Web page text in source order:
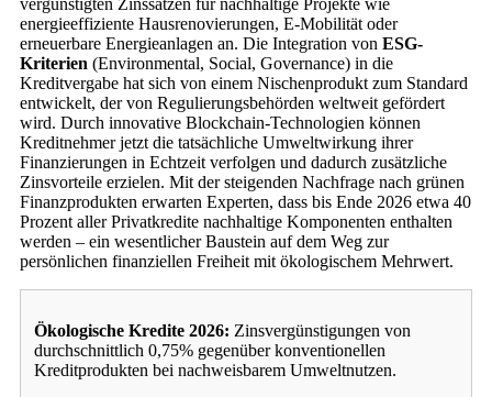
vergünstigten Zinssätzen für nachhaltige Projekte wie
energieeffiziente Hausrenovierungen, E-Mobilität oder
erneuerbare Energieanlagen an. Die Integration von ESG-
Kriterien (Environmental, Social, Governance) in die
Kreditvergabe hat sich von einem Nischenprodukt zum Standard
entwickelt, der von Regulierungsbehörden weltweit gefördert
wird. Durch innovative Blockchain-Technologien können
Kreditnehmer jetzt die tatsächliche Umweltwirkung ihrer
Finanzierungen in Echtzeit verfolgen und dadurch zusätzliche
Zinsvorteile erzielen. Mit der steigenden Nachfrage nach grünen
Finanzprodukten erwarten Experten, dass bis Ende 2026 etwa 40
Prozent aller Privatkredite nachhaltige Komponenten enthalten
werden – ein wesentlicher Baustein auf dem Weg zur
persönlichen finanziellen Freiheit mit ökologischem Mehrwert.
Ökologische Kredite 2026: Zinsvergünstigungen von
durchschnittlich 0,75% gegenüber konventionellen
Kreditprodukten bei nachweisbarem Umweltnutzen.